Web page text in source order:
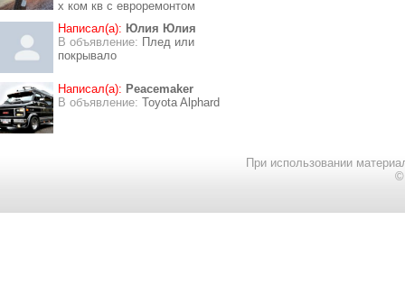
х ком кв с евроремонтом
Написал(а): Юлия Юлия
В объявление: Плед или
покрывало
Написал(а): Peacemaker
В объявление: Toyota Alphard
При использовании